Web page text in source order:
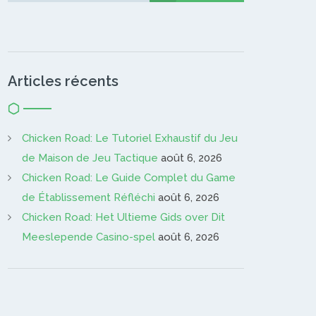
Articles récents
Chicken Road: Le Tutoriel Exhaustif du Jeu
de Maison de Jeu Tactique août 6, 2026
Chicken Road: Le Guide Complet du Game
de Établissement Réfléchi août 6, 2026
Chicken Road: Het Ultieme Gids over Dit
Meeslepende Casino-spel août 6, 2026